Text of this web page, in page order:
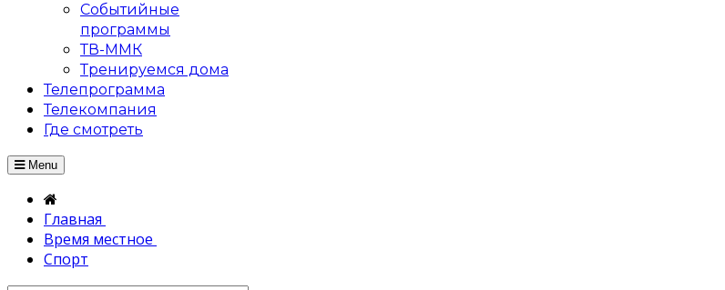
Событийные
программы
ТВ-ММК
Тренируемся дома
Телепрограмма
Телекомпания
Где смотреть
Menu
Главная
Время местное
Спорт